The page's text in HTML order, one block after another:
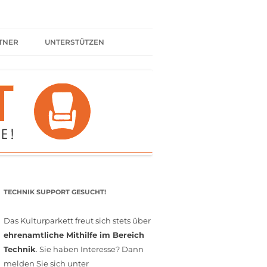
UNTERSTÜTZEN
SPENDEN
FÖRDERMITGLIED WERDEN
MITGLIEDSCHAFT
TECHNIK SUPPORT GESUCHT!
Das Kulturparkett freut sich stets über
ehrenamtliche Mithilfe im Bereich
Technik. Sie haben Interesse? Dann
melden Sie sich unter